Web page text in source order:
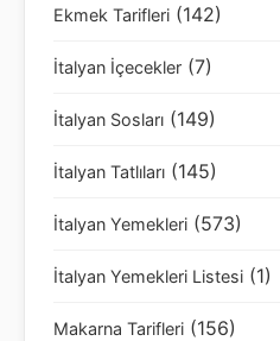
Ekmek Tarifleri (142)
İtalyan İçecekler (7)
İtalyan Sosları (149)
İtalyan Tatlıları (145)
İtalyan Yemekleri (573)
İtalyan Yemekleri Listesi (1)
Makarna Tarifleri (156)